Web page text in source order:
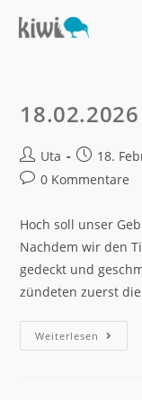
18.02.2026
Uta 18.
0 Kommentare
Hoch soll unser
Nachdem wir den
gedeckt und
zündeten zuerst
Weiterlesen